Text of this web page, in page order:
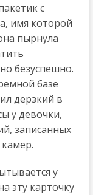
с
имя которой
пырнула
безуспешно.
базе
дерзкий в
у девочки,
записанных
у
эту карточку